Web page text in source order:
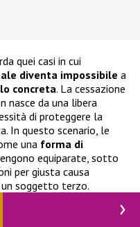
quei casi in cui
diventa impossibile a
concreta. La cessazione
nasce da una libera
di proteggere la
In questo scenario, le
una forma di
equiparate, sotto
per giusta causa
soggetto terzo.
riguardare anche